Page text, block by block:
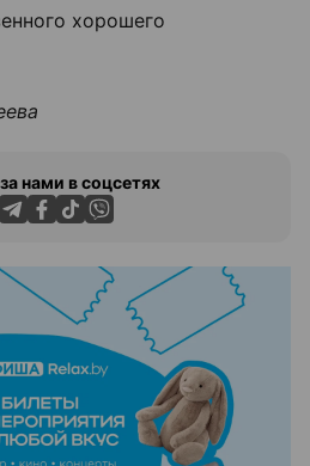
хорошего
нами в соцсетях
РЕКЛАМА НА САЙТЕ